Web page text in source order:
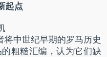
起点
将中世纪早期的罗马历史
粗糙汇编，认为它们缺